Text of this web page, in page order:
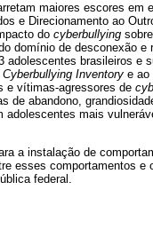
maiores escores em
e Direcionamento ao
do cyberbullying
domínio de desconexão e
adolescentes brasileiros e
Inventory e ao
e vítimas-agressores de
de abandono,
adolescentes mais
a instalação de
esses comportamentos e
federal.